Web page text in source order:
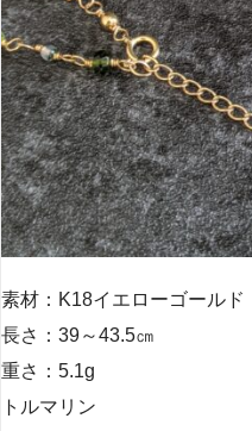
素材：K18イエローゴールド
長さ：39～43.5㎝
重さ：5.1g
トルマリン